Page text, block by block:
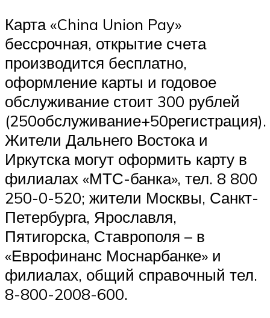
Карта «China Union Pay»
бессрочная, открытие счета
производится бесплатно,
оформление карты и годовое
обслуживание стоит 300 рублей
(250обслуживание+50регистрация).
Жители Дальнего Востока и
Иркутска могут оформить карту в
филиалах «МТС-банка», тел. 8 800
250-0-520; жители Москвы, Санкт-
Петербурга, Ярославля,
Пятигорска, Ставрополя – в
«Еврофинанс Моснарбанке» и
филиалах, общий справочный тел.
8-800-2008-600.